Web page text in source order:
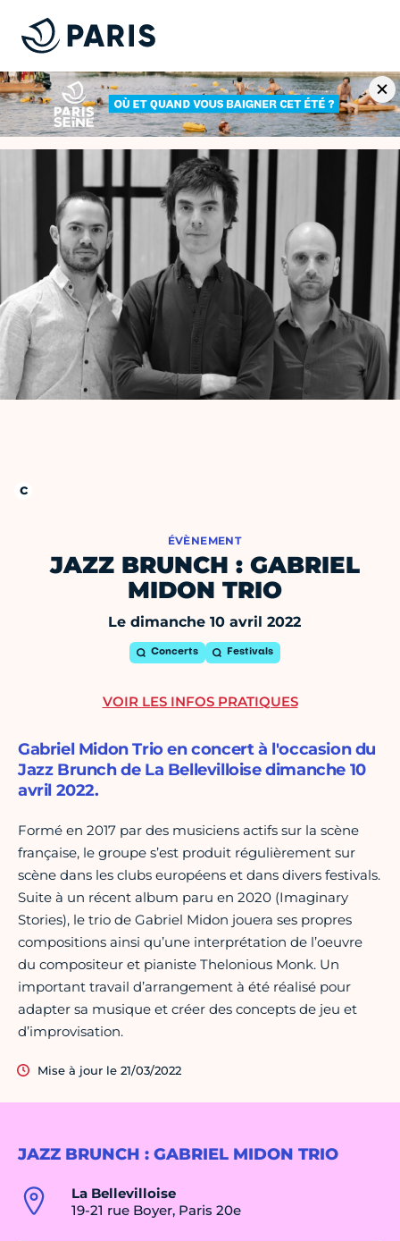
ÉVÈNEMENT
JAZZ BRUNCH : GABRIEL
MIDON TRIO
Le dimanche 10 avril 2022
Concerts Festivals
JAZZ BRUNCH : GABRIEL MIDON TRIO
La Bellevilloise
19-21 rue Boyer, Paris 20e
Gabriel Midon Trio en concert à l'occasion du
Jazz Brunch de La Bellevilloise dimanche 10
avril 2022.
Formé en 2017 par des musiciens actifs sur la scène
française, le groupe s’est produit régulièrement sur
scène dans les clubs européens et dans divers festivals.
Suite à un récent album paru en 2020 (Imaginary
Stories), le trio de Gabriel Midon jouera ses propres
compositions ainsi qu’une interprétation de l’oeuvre
du compositeur et pianiste Thelonious Monk. Un
important travail d’arrangement à été réalisé pour
adapter sa musique et créer des concepts de jeu et
d’improvisation.
Mise à jour le 21/03/2022
VOIR LES INFOS PRATIQUES